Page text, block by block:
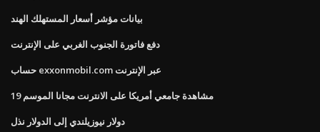
بيانات مؤشر أسعار المستهلك الهند
دفع فاتورة الجنوب الغربي على الإنترنت
حساب exxonmobil.com عبر الإنترنت
مشاهدة جامعي أمريكا على الانترنت مجانا الموسم 19
دولار نيوزيلندي إلى الدولار نذل